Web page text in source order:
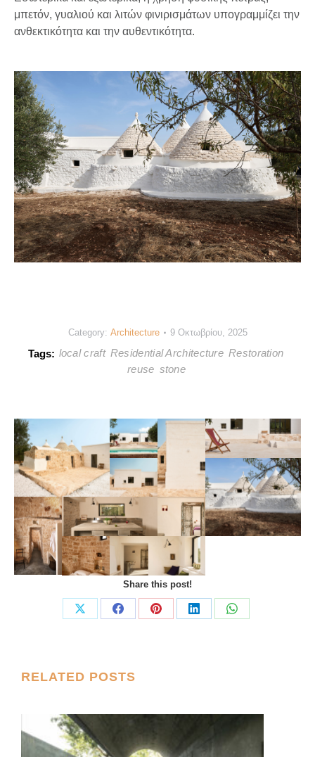
μπετόν, γυαλιού και λιτών φινιρισμάτων υπογραμμίζει την
ανθεκτικότητα και την αυθεντικότητα.
Category: Architecture 9 Οκτωβρίου, 2025
Tags: local craft Residential Architecture Restoration
reuse stone
Share this post!
Share
Share
Share
Share
Share
Post
RELATED POSTS